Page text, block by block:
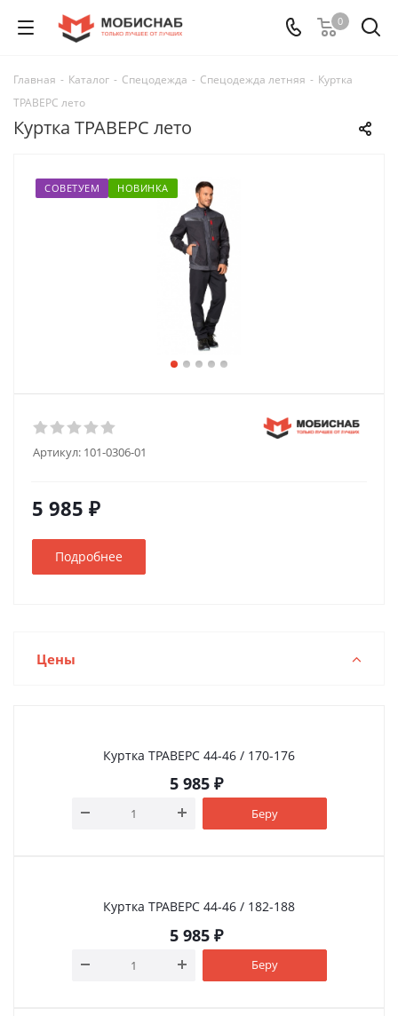
0
Главная - Каталог - Спецодежда - Спецодежда летняя - Куртка
ТРАВЕРС лето
Куртка ТРАВЕРС лето
СОВЕТУЕМ НОВИНКА
Артикул: 101-0306-01
5 985 ₽
Подробнее
Цены
Куртка ТРАВЕРС 44-46 / 170-176
5 985₽
Беру
Куртка ТРАВЕРС 44-46 / 182-188
5 985₽
Беру